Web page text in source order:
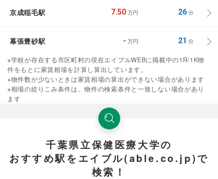
京成稲毛駅 7.50 万円 26分
幕張豊砂駅 - 万円 21 分
※学校が存在する市区町村の現在エイブルWEBに掲載中の1R/1K物
件をもとに家賃相場を計算し算出しています。
※物件数が少ないときは家賃相場の算出ができない場合があります
※相場の絞りこみ条件は、物件の検索条件と一致しない場合があり
ます
千葉県立保健医療大学の
おすすめ駅をエイブル(able.co.jp)で
検索！